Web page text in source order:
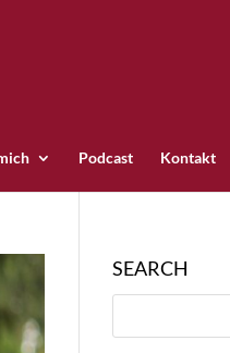
Podcast Kontakt
SEARCH